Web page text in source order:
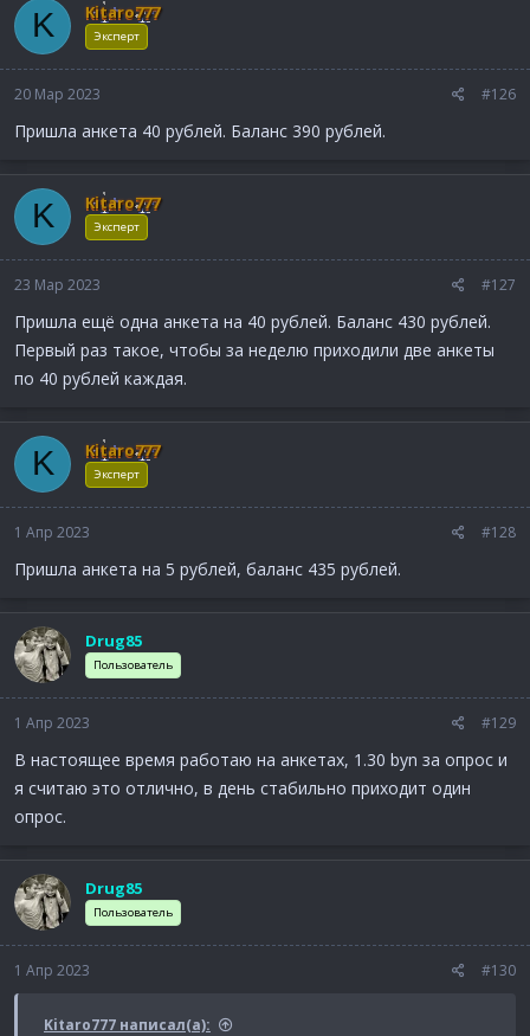
K Kitaro777
Эксперт
20 Мар 2023 #126
Пришла анкета 40 рублей. Баланс 390 рублей.
K Kitaro777
Эксперт
23 Мар 2023 #127
Пришла ещё одна анкета на 40 рублей. Баланс 430 рублей.
Первый раз такое, чтобы за неделю приходили две анкеты
по 40 рублей каждая.
K Kitaro777
Эксперт
1 Апр 2023 #128
Пришла анкета на 5 рублей, баланс 435 рублей.
Drug85
Пользователь
1 Апр 2023 #129
В настоящее время работаю на анкетах, 1.30 byn за опрос и
я считаю это отлично, в день стабильно приходит один
опрос.
Drug85
Пользователь
1 Апр 2023 #130
Kitaro777 написал(а):